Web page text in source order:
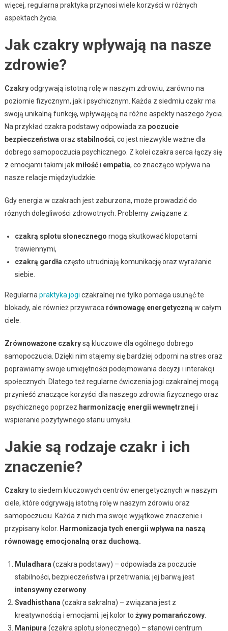
więcej, regularna praktyka przynosi wiele korzyści w różnych
aspektach życia.
Jak czakry wpływają na nasze
zdrowie?
Czakryodgrywają istotną rolę w naszym zdrowiu, zarówno na
poziomie fizycznym, jak i psychicznym. Każda z siedmiu czakr ma
swoją unikalną funkcję, wpływającą na różne aspekty naszego życia.
Na przykład czakra podstawy odpowiada za poczucie
bezpieczeństwa oraz stabilności, co jest niezwykle ważne dla
dobrego samopoczucia psychicznego. Z kolei czakra serca łączy się
z emocjami takimi jak miłośći empatia, co znacząco wpływa na
nasze relacje międzyludzkie.
Gdy energia w czakrach jest zaburzona, może prowadzić do
różnych dolegliwości zdrowotnych. Problemy związane z:
czakrą splotu słonecznego mogą skutkować kłopotami
trawiennymi,
czakrą gardła często utrudniają komunikację oraz wyrażanie
siebie.
Regularna praktyka jogi czakralnej nie tylko pomaga usunąć te
blokady, ale również przywraca równowagę energetyczną w całym
ciele.
Zrównoważone czakrysą kluczowe dla ogólnego dobrego
samopoczucia. Dzięki nim stajemy się bardziej odporni na stres oraz
poprawiamy swoje umiejętności podejmowania decyzji i interakcji
społecznych. Dlatego też regularne ćwiczenia jogi czakralnej mogą
przynieść znaczące korzyści dla naszego zdrowia fizycznego oraz
psychicznego poprzez harmonizację energii wewnętrznej i
wspieranie pozytywnego stanu umysłu.
Jakie są rodzaje czakr i ich
znaczenie?
Czakryto siedem kluczowych centrów energetycznych w naszym
ciele, które odgrywają istotną rolę w naszym zdrowiu oraz
samopoczuciu. Każda z nich ma swoje wyjątkowe znaczenie i
przypisany kolor. Harmonizacja tych energii wpływa na naszą
równowagę emocjonalną oraz duchową.
Muladhara (czakra podstawy) – odpowiada za poczucie
stabilności, bezpieczeństwa i przetrwania; jej barwą jest
intensywny czerwony.
Svadhisthana (czakra sakralna) – związana jest z
kreatywnością i emocjami; jej kolor to żywy pomarańczowy.
Manipura (czakra splotu słonecznego) – stanowi centrum